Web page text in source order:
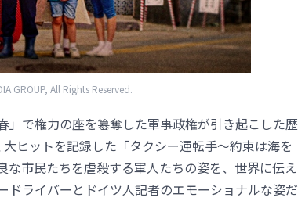
GROUP, All Rights Reserved.
」で権力の座を簒奪した軍事政権が引き起こした歴
ヒットを記録した「タクシー運転手～約束は海を
市民たちを虐殺する軍人たちの姿を、世界に伝え
ライバーとドイツ人記者のエモーショナルな姿だ